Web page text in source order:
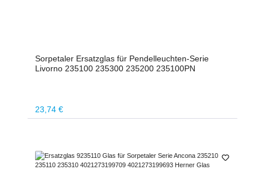
Sorpetaler Ersatzglas für Pendelleuchten-Serie
Livorno 235100 235300 235200 235100PN
Regulärer Preis:
23,74 €